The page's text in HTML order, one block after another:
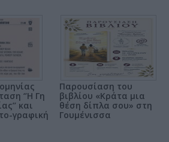
‘’Η Γη
και
γραφική
Παρουσίαση του
βιβλίου «Κράτα μια
θέση δίπλα σου» στη
Γουμένισσα